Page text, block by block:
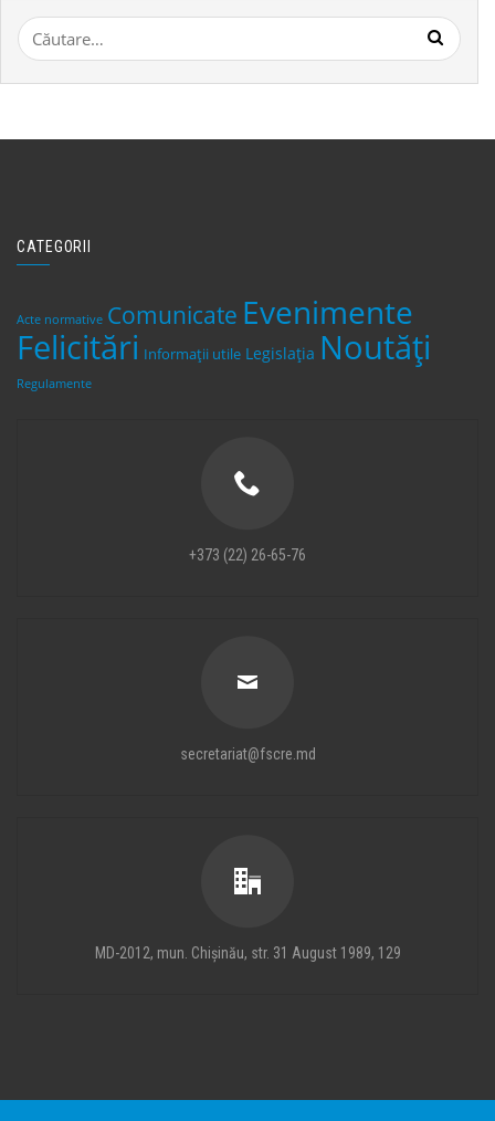
Caută
după:
CATEGORII
Acte normative Comunicate Evenimente
Felicitări Informații utile Legislaţia Noutăți
Regulamente
+373 (22) 26-65-76
secretariat@fscre.md
MD-2012, mun. Chișinău, str. 31 August 1989, 129